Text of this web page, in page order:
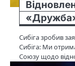
Сибіга зробив
Сибіга: Ми
Союзу щодо